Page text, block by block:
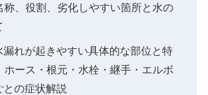
称、役割、劣化しやすい箇所と水の
漏れが起きやすい具体的な部位と特
ホース・根元・水栓・継手・エルボ
の症状解説